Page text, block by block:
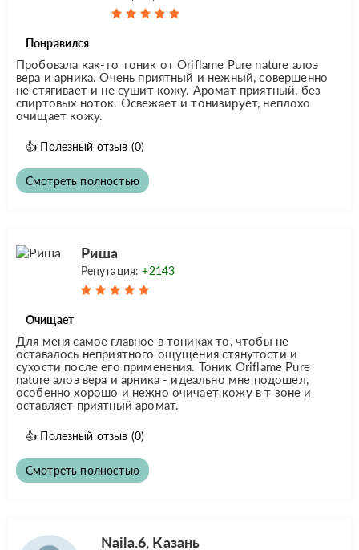
Понравился
Пробовала как-то тоник от Oriflame Pure nature алоэ
вера и арника. Очень приятный и нежный, совершенно
не стягивает и не сушит кожу. Аромат приятный, без
спиртовых ноток. Освежает и тонизирует, неплохо
очищает кожу.
👍 Полезный отзыв (0)
Смотреть полностью
Риша
Репутация:+2143
Очищает
Для меня самое главное в тониках то, чтобы не
оставалось неприятного ощущения стянутости и
сухости после его применения. Тоник Oriflame Pure
nature алоэ вера и арника - идеально мне подошел,
особенно хорошо и нежно очичает кожу в т зоне и
оставляет приятный аромат.
👍 Полезный отзыв (0)
Смотреть полностью
Naila.6, Казань